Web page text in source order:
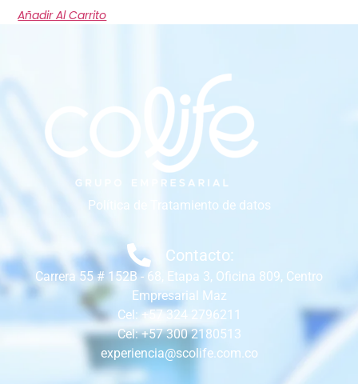
Añadir Al Carrito
Política de Tratamiento de datos
Contacto:
Carrera 55 # 152B - 68, Etapa 3, Oficina 809, Centro
Empresarial Maz
Cel: +57 324 2796211
Cel: +57 300 2180513
experiencia@scolife.com.co